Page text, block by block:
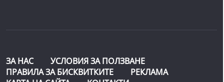
ЗА НАС
УСЛОВИЯ ЗА ПОЛЗВАНЕ
ПРАВИЛА ЗА БИСКВИТКИТЕ
РЕКЛАМА